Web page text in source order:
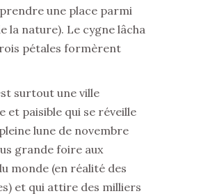
une place parmi
la nature). Le cygne lâcha
pétales formèrent
surtout une ville
et paisible qui se réveille
lune de novembre
grande foire aux
monde (en réalité des
et qui attire des milliers